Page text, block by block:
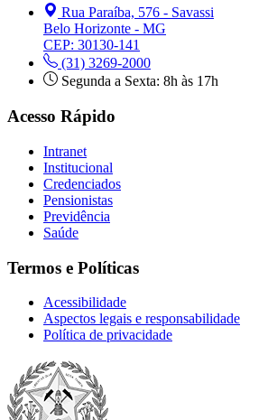
Rua Paraíba, 576 - Savassi
Belo Horizonte - MG
CEP: 30130-141
(31) 3269-2000
Segunda a Sexta: 8h às 17h
Acesso Rápido
Intranet
Institucional
Credenciados
Pensionistas
Previdência
Saúde
Termos e Políticas
Acessibilidade
Aspectos legais e responsabilidade
Política de privacidade